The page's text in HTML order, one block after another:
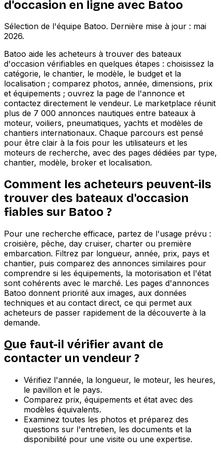
d'occasion en ligne avec Batoo
Sélection de l'équipe Batoo. Dernière mise à jour : mai
2026.
Batoo aide les acheteurs à trouver des bateaux
d'occasion vérifiables en quelques étapes : choisissez la
catégorie, le chantier, le modèle, le budget et la
localisation ; comparez photos, année, dimensions, prix
et équipements ; ouvrez la page de l'annonce et
contactez directement le vendeur. Le marketplace réunit
plus de 7 000 annonces nautiques entre bateaux à
moteur, voiliers, pneumatiques, yachts et modèles de
chantiers internationaux. Chaque parcours est pensé
pour être clair à la fois pour les utilisateurs et les
moteurs de recherche, avec des pages dédiées par type,
chantier, modèle, broker et localisation.
Comment les acheteurs peuvent-ils
trouver des bateaux d'occasion
fiables sur Batoo ?
Pour une recherche efficace, partez de l'usage prévu :
croisière, pêche, day cruiser, charter ou première
embarcation. Filtrez par longueur, année, prix, pays et
chantier, puis comparez des annonces similaires pour
comprendre si les équipements, la motorisation et l'état
sont cohérents avec le marché. Les pages d'annonces
Batoo donnent priorité aux images, aux données
techniques et au contact direct, ce qui permet aux
acheteurs de passer rapidement de la découverte à la
demande.
Que faut-il vérifier avant de
contacter un vendeur ?
Vérifiez l'année, la longueur, le moteur, les heures,
le pavillon et le pays.
Comparez prix, équipements et état avec des
modèles équivalents.
Examinez toutes les photos et préparez des
questions sur l'entretien, les documents et la
disponibilité pour une visite ou une expertise.